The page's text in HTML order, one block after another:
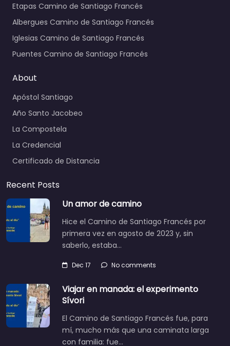
Etapas Camino de Santiago Francés
Albergues Camino de Santiago Francés
Iglesias Camino de Santiago Francés
Puentes Camino de Santiago Francés
About
Apóstol Santiago
Año Santo Jacobeo
La Compostela
La Credencial
Certificado de Distancia
Recent Posts
Un amor de camino
Hice el Camino de Santiago Francés por
primera vez en agosto de 2023 y, sin
saberlo, estaba…
Dec 17 No comments
Viajar en manada: el experimento
Sívori
El Camino de Santiago Francés fue, para
mí, mucho más que una caminata larga
con familia: fue…